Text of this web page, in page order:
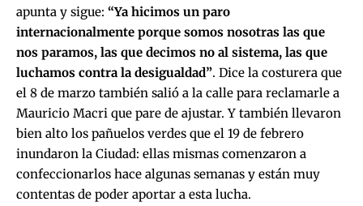
apunta y sigue: “Ya hicimos un paro
internacionalmente porque somos nosotras las que
nos paramos, las que decimos no al sistema, las que
luchamos contra la desigualdad”. Dice la costurera que
el 8 de marzo también salió a la calle para reclamarle a
Mauricio Macri que pare de ajustar. Y también llevaron
bien alto los pañuelos verdes que el 19 de febrero
inundaron la Ciudad: ellas mismas comenzaron a
confeccionarlos hace algunas semanas y están muy
contentas de poder aportar a esta lucha.